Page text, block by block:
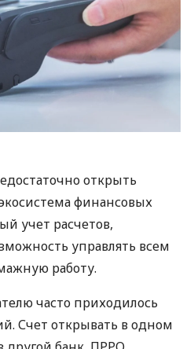
открыть
финансовых
учет расчетов,
управлять всем
работу.
часто приходилось
Счет открывать в одном